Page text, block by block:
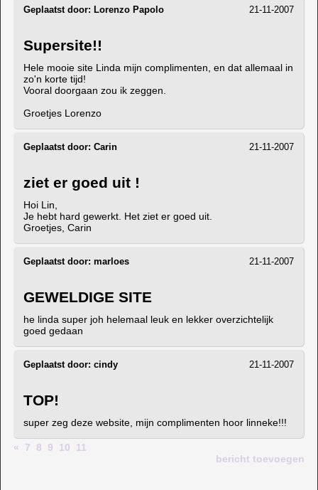
21-11-2007
Geplaatst door: Lorenzo Papolo
Supersite!!
Hele mooie site Linda mijn complimenten, en dat allemaal in
zo'n korte tijd!
Vooral doorgaan zou ik zeggen.
Groetjes Lorenzo
21-11-2007
Geplaatst door: Carin
ziet er goed uit !
Hoi Lin,
Je hebt hard gewerkt. Het ziet er goed uit.
Groetjes, Carin
21-11-2007
Geplaatst door: marloes
GEWELDIGE SITE
he linda super joh helemaal leuk en lekker overzichtelijk
goed gedaan
21-11-2007
Geplaatst door: cindy
TOP!
super zeg deze website, mijn complimenten hoor linneke!!!
« 7 8 9 10
11
bericht toevoegen